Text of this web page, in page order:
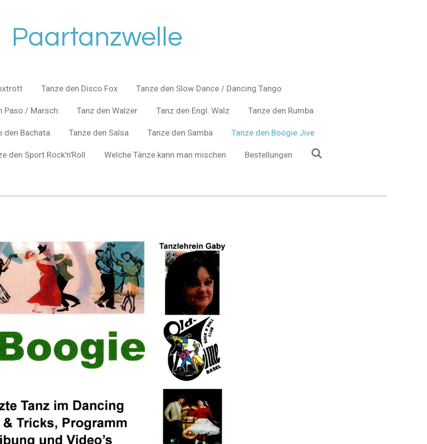
Paartanzwelle
Tanze den Disco Fox Tanze den Slow Dance / Dancing Tango
Paso / Marsch Tanz den Walzer Tanz den Engl. Walz Tanze den Rumba
den Bachata Tanze den Salsa Tanze den Samba Tanze den Boogie Jive
den Sport Rock'n'Roll Welche Tänze kann man mischen Bestellungen